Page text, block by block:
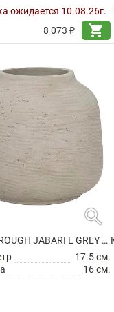
ожидается 10.08.26г.
8 073 ₽
shopping_cart
search
КАШПО ROUGH JABARI L GREY WASHED
17.5 см.
16 см.